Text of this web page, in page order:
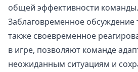
общей эффективности команды.
Заблаговременное обсуждение
также своевременное
в игре, позволяют команде
неожиданным ситуациям и